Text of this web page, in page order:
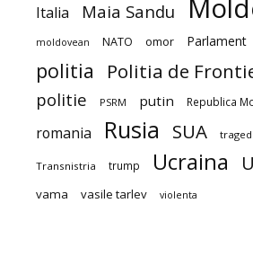
Italia Maia Sandu
moldovean NATO omor Parlament
politia Politia de
politie PSRM putin Republica
romania Rusia SUA
Transnistria trump Ucraina
vama vasile tarlev violenta